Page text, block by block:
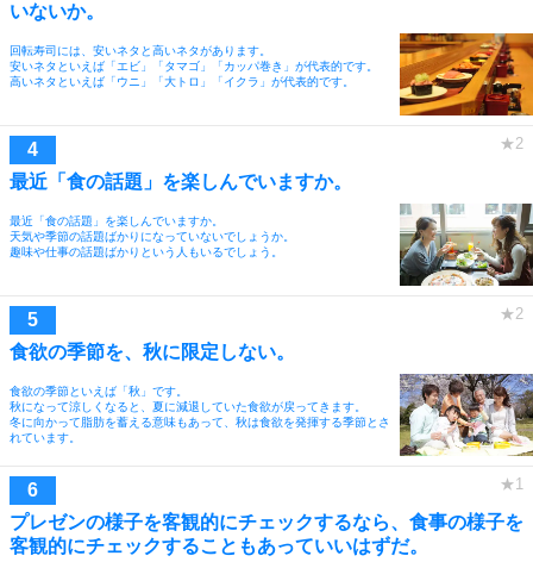
いないか。
回転寿司には、安いネタと高いネタがあります。
安いネタといえば「エビ」「タマゴ」「カッパ巻き」が代表的です。
高いネタといえば「ウニ」「大トロ」「イクラ」が代表的です。
最近「食の話題」を楽しんでいますか。
最近「食の話題」を楽しんでいますか。
天気や季節の話題ばかりになっていないでしょうか。
趣味や仕事の話題ばかりという人もいるでしょう。
食欲の季節を、秋に限定しない。
食欲の季節といえば「秋」です。
秋になって涼しくなると、夏に減退していた食欲が戻ってきます。
冬に向かって脂肪を蓄える意味もあって、秋は食欲を発揮する季節とさ
れています。
プレゼンの様子を客観的にチェックするなら、食事の様子を
客観的にチェックすることもあっていいはずだ。